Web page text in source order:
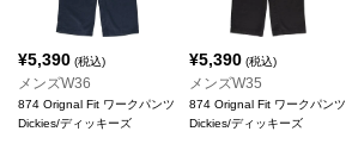
¥5,390 (税込)
メンズW36
874 Orignal Fit ワークパンツ
Dickies/ディッキーズ
¥5,390(税込)
メンズW35
874 Orignal Fit ワークパンツ
Dickies/ディッキーズ